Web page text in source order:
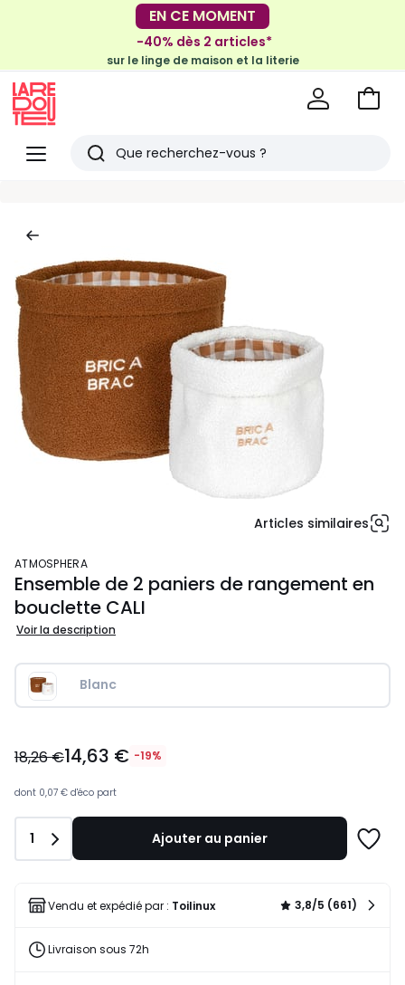
-30€ tous les 100€*
sur le meuble & la déco
EN CE MOMENT
-40% dès 2 articles*
sur le linge de maison et la literie
Menu
Redoute
Rechercher
Voir
Articles similaires
ATMOSPHERA
Ensemble de 2 paniers de rangement en
bouclette CALI
Voir la description
Blanc
€
lieu
18,26
19%
réduction
appliquée.
18,26 €14,63 € -19%
dont 0,07 € d'éco part
Quantité
1 Ajouter au panier
liste
Vendu et expédié par : Toilinux 3,8/5 (661)
Livraison sous 72h